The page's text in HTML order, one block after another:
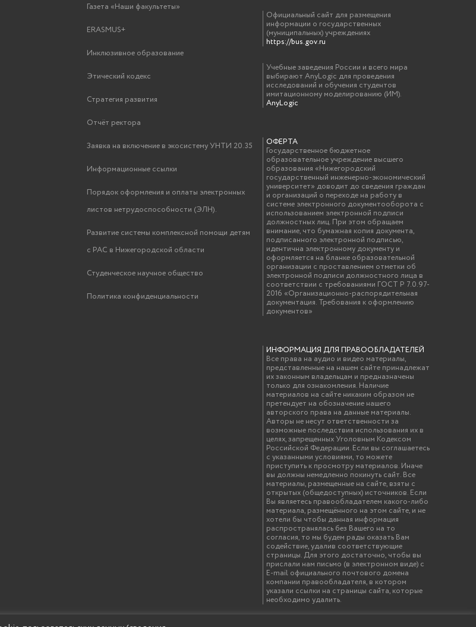
Газета «Наши факультеты»
ERASMUS+
Инклюзивное образование
Этический кодекс
Стратегия развития
Отчёт ректора
Заявка на включение в экосистему УНТИ 20.35
Информационные ссылки
Порядок оформления и оплаты электронных
листов нетрудоспособности (ЭЛН).
Развитие системы комплексной помощи детям
с РАС в Нижегородской области
Студенческое научное общество
Политика конфиденциальности
Официальный сайт для размещения
информации о государственных
(муниципальных) учреждениях
https://bus.gov.ru
Учебные заведения России и всего мира
выбирают AnyLogic для проведения
исследований и обучения студентов
имитационному моделированию (ИМ).
AnyLogic
ОФЕРТА
Государственное бюджетное
образовательное учреждение высшего
образования «Нижегородский
государственный инженерно-экономический
университет» доводит до сведения граждан
и организаций о переходе на работу в
системе электронного документооборота с
использованием электронной подписи
должностных лиц. При этом обращаем
внимание, что бумажная копия документа,
подписанного электронной подписью,
идентична электронному документу и
оформляется на бланке образовательной
организации с проставлением отметки об
электронной подписи должностного лица в
соответствии с требованиями ГОСТ Р 7.0.97-
2016 «Организационно-распорядительная
документация. Требования к оформлению
документов»
ИНФОРМАЦИЯ ДЛЯ ПРАВООБЛАДАТЕЛЕЙ
Все права на аудио и видео материалы,
представленные на нашем сайте принадлежат
их законным владельцам и предназначены
только для ознакомления. Наличие
материалов на сайте никаким образом не
претендует на обозначение нашего
авторского права на данные материалы.
Авторы не несут ответственности за
возможные последствия использования их в
целях, запрещенных Уголовным Кодексом
Российской Федерации. Если вы соглашаетесь
с указанными условиями, то можете
приступить к просмотру материалов. Иначе
вы должны немедленно покинуть сайт. Все
материалы, размещенные на сайте, взяты с
открытых (общедоступных) источников. Если
Вы являетесь правообладателем какого-либо
материала, размещённого на этом сайте, и не
хотели бы чтобы данная информация
распространялась без Вашего на то
согласия, то мы будем рады оказать Вам
содействие, удалив соответствующие
страницы. Для этого достаточно, чтобы вы
прислали нам письмо (в электронном виде) с
E-mail официального почтового домена
компании правообладателя, в котором
указали ссылки на страницы сайта, которые
необходимо удалить.